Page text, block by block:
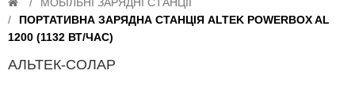
ПОРТАТИВНА ЗАРЯДНА СТАНЦІЯ ALTEK POWERBOX AL
1200 (1132 ВТ/ЧАС)
АЛЬТЕК-СОЛАР